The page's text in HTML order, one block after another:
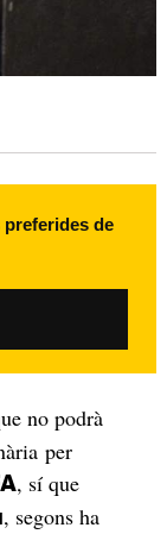
de
no podrà
per
, sí que
, segons ha